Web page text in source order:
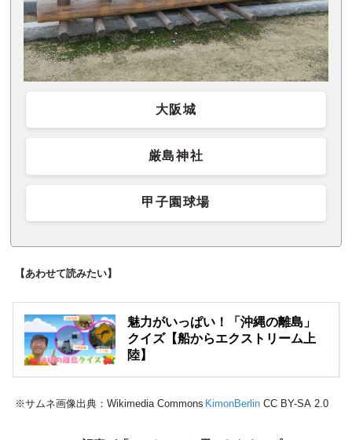
大阪城
厳島神社
甲子園球場
【あわせて読みたい】
魅力がいっぱい！「沖縄の離島」
クイズ【船からエクストリーム上
陸】
※サムネ画像出典：Wikimedia Commons KimonBerlinCC BY-SA 2.0